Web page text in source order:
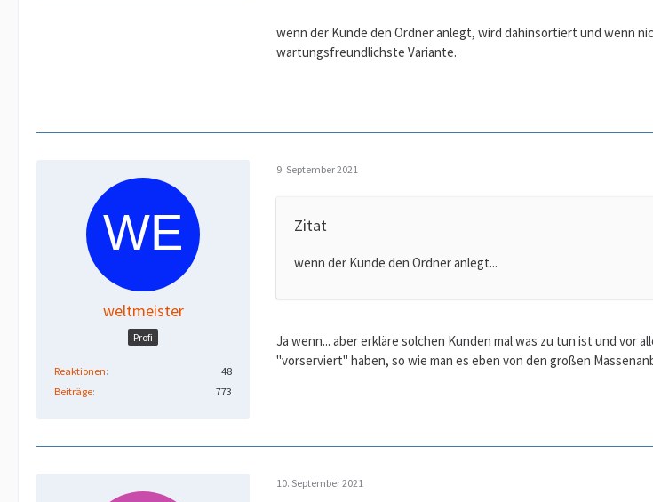
wenn der Kunde den Ordner anlegt, wird dahinsortiert und wenn
wartungsfreundlichste Variante.
weltmeister
Profi
Reaktionen
48
Beiträge
773
9. September 2021
Zitat
wenn der Kunde den Ordner anlegt...
Ja wenn... aber erkläre solchen Kunden mal was zu tun ist und vor
"vorserviert" haben, so wie man es eben von den großen
10. September 2021